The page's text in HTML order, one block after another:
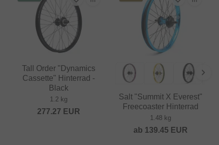
Tall Order "Dynamics
Cassette" Hinterrad -
Black
1.2 kg
277.27 EUR
Salt "Summit X Everest"
Freecoaster Hinterrad
1.48 kg
ab 139.45 EUR